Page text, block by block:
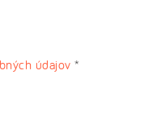
údajov *